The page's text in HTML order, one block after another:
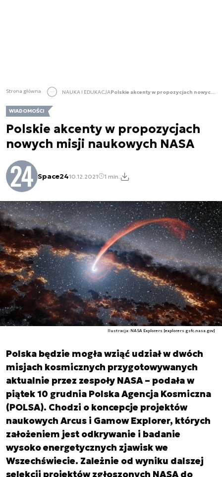
Strona główna NAUKA I EDUKACJA Polskie akcenty w propozycjach nowych misji naukowych NASA
WIADOMOŚCI
Polskie akcenty w propozycjach
nowych misji naukowych NASA
Space2410.12.2021 1 min.
Ilustracja: NASA Explorers [explorers.gsfc.nasa.gov]
Polska będzie mogła wziąć udział w dwóch
misjach kosmicznych przygotowywanych
aktualnie przez zespoły NASA – podała w
piątek 10 grudnia Polska Agencja Kosmiczna
(POLSA). Chodzi o koncepcje projektów
naukowych Arcus i Gamow Explorer, których
założeniem jest odkrywanie i badanie
wysoko energetycznych zjawisk we
Wszechświecie. Zależnie od wyniku dalszej
selekcji projektów zgłoszonych NASA do